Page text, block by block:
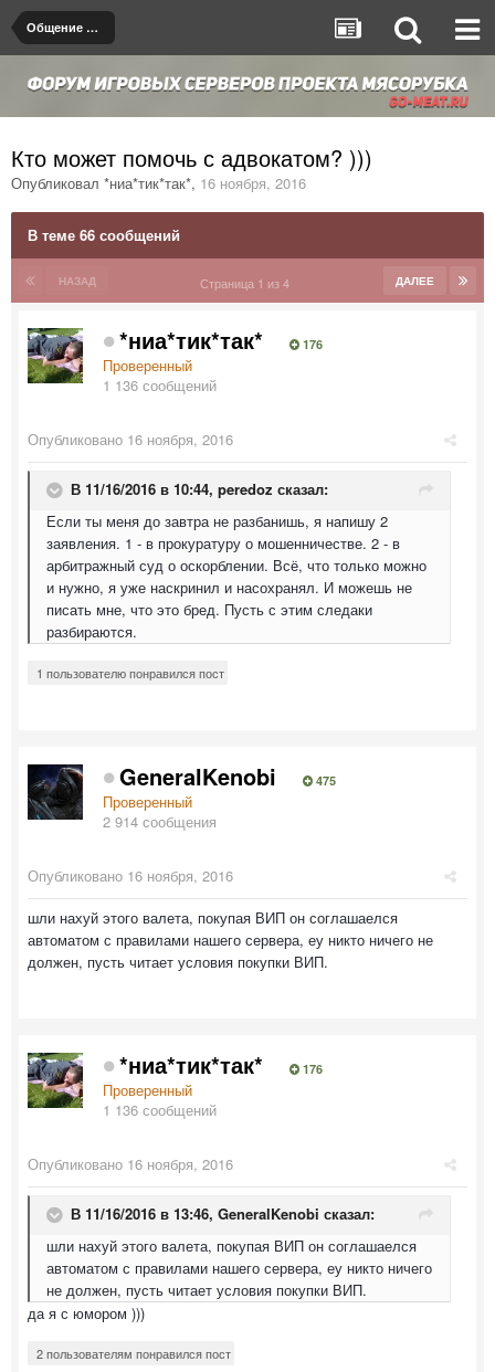
Общение на любые темы
Кто может помочь с адвокатом? )))
Опубликовал *ниа*тик*так*, 16 ноября, 2016
В теме 66 сообщений
НАЗАД ДАЛЕЕ
Страница 1 из 4
*ниа*тик*так* 176
Проверенный
1 136 сообщений
Опубликовано 16 ноября, 2016
В 11/16/2016 в 10:44, peredoz сказал:
Если ты меня до завтра не разбанишь, я напишу 2
заявления. 1 - в прокуратуру о мошенничестве. 2 - в
арбитражный суд о оскорблении. Всё, что только можно
и нужно, я уже наскринил и насохранял. И можешь не
писать мне, что это бред. Пусть с этим следаки
разбираются.
1 пользователю понравился пост
GeneralKenobi 475
Проверенный
2 914 сообщения
Опубликовано 16 ноября, 2016
шли нахуй этого валета, покупая ВИП он соглашаелся
автоматом с правилами нашего сервера, еу никто ничего не
должен, пусть читает условия покупки ВИП.
*ниа*тик*так* 176
Проверенный
1 136 сообщений
Опубликовано 16 ноября, 2016
В 11/16/2016 в 13:46, GeneralKenobi сказал:
шли нахуй этого валета, покупая ВИП он соглашаелся
автоматом с правилами нашего сервера, еу никто ничего
не должен, пусть читает условия покупки ВИП.
да я с юмором )))
2 пользователям понравился пост